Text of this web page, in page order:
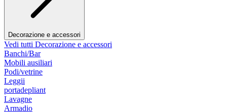
Decorazione e accessori
Vedi tutti Decorazione e accessori
Banchi/Bar
Mobili ausiliari
Podi/vetrine
Leggii
portadepliant
Lavagne
Armadio